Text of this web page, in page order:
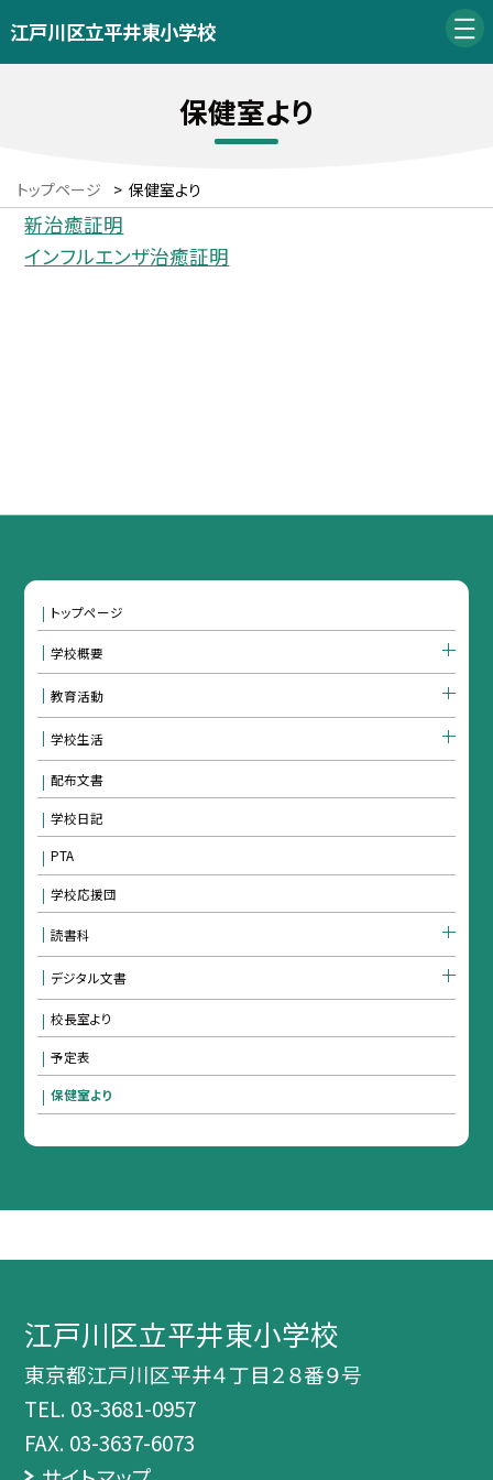
江戸川区立平井東小学校
保健室より
トップページ > 保健室より
新治癒証明
インフルエンザ治癒証明
トップページ
学校概要
教育活動
学校生活
配布文書
学校日記
PTA
学校応援団
読書科
デジタル文書
校長室より
予定表
保健室より
江戸川区立平井東小学校
東京都江戸川区平井４丁目２８番９号
TEL. 03-3681-0957
FAX. 03-3637-6073